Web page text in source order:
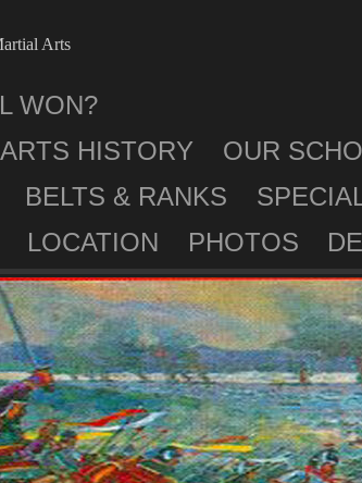
Arts
WON?
HISTORY
OUR
BELTS & RANKS
LOCATION PHOTOS